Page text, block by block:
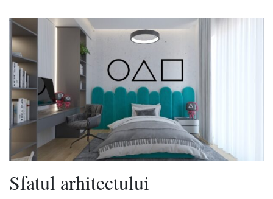
Sfatul arhitectului